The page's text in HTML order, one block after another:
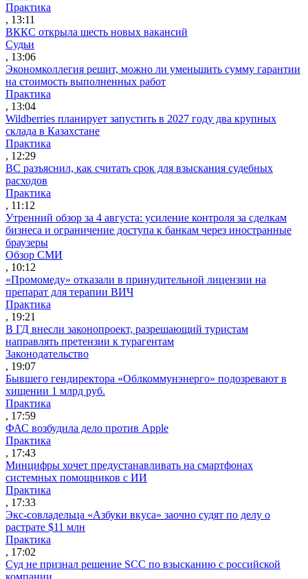
Практика
, 13:11
ВККС открыла шесть новых вакансий
Судьи
, 13:06
Экономколлегия решит, можно ли уменьшить сумму гарантии
на стоимость выполненных работ
Практика
, 13:04
Wildberries планирует запустить в 2027 году два крупных
склада в Казахстане
Практика
, 12:29
ВС разъяснил, как считать срок для взыскания судебных
расходов
Практика
, 11:12
Утренний обзор за 4 августа: усиление контроля за сделкам
бизнеса и ограничение доступа к банкам через иностранные
браузеры
Обзор СМИ
, 10:12
«Промомеду» отказали в принудительной лицензии на
препарат для терапии ВИЧ
Практика
, 19:21
В ГД внесли законопроект, разрешающий туристам
направлять претензии к турагентам
Законодательство
, 19:07
Бывшего гендиректора «Облкоммунэнерго» подозревают в
хищении 1 млрд руб.
Практика
, 17:59
ФАС возбудила дело против Apple
Практика
, 17:43
Минцифры хочет предустанавливать на смартфонах
системных помощников с ИИ
Практика
, 17:33
Экс-совладельца «Азбуки вкуса» заочно судят по делу о
растрате $11 млн
Практика
, 17:02
Суд не признал решение SCC по взысканию с российской
компании